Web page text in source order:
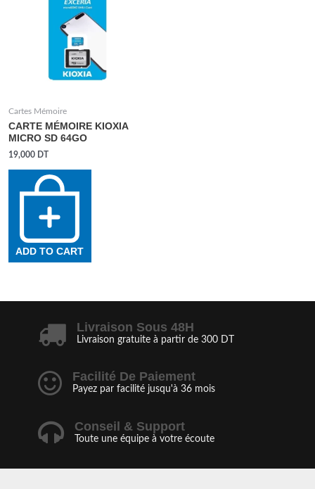
Cartes Mémoire
CARTE MÉMOIRE KIOXIA
MICRO SD 64GO
19,000 DT
ADD TO CART
Livraison Sous 48H
Livraison gratuite à partir de 300 DT
Facilité De Paiement
Payez par facilité jusqu'à 36 mois
Conseil & Support
Toute une équipe à votre écoute